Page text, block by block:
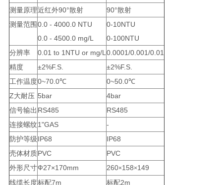
测量原理近红外90°散射
90°散射
测量范围0.0 - 4000.0 NTU
0.0 - 4500.0 mg/L
0-10NTU
0-100NTU
分辨率
0.01 to 1NTU or mg/L 0.0001/0.001/0.01
精度
±2%F.S.
±2%F.S.
工作温度0~70.0℃
0~50.0℃
Z大耐压 5bar
4bar
信号输出 RS485
RS485
连接螺纹1"GAS
-
防护等级IP68
IP68
壳体材质PVC
PVC
外形尺寸Ф27×170mm 260×158×149
线缆长度标配7m 标配2m